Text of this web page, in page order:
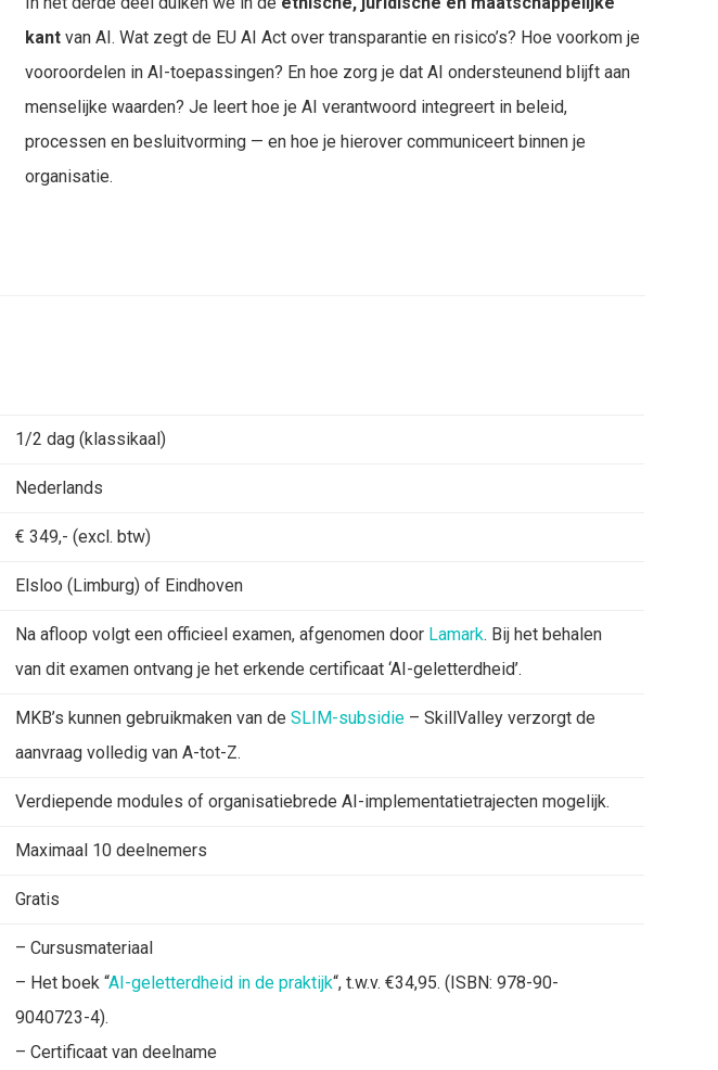
kant van AI. Wat zegt de EU AI Act over transparantie en risico’s? Hoe voorkom je
vooroordelen in AI-toepassingen? En hoe zorg je dat AI ondersteunend blijft aan
menselijke waarden? Je leert hoe je AI verantwoord integreert in beleid,
processen en besluitvorming — en hoe je hierover communiceert binnen je
organisatie.
1/2 dag (klassikaal)
Nederlands
€ 349,- (excl. btw)
Elsloo (Limburg) of Eindhoven
Na afloop volgt een officieel examen, afgenomen door Lamark. Bij het behalen
van dit examen ontvang je het erkende certificaat ‘AI-geletterdheid’.
MKB’s kunnen gebruikmaken van deSLIM-subsidie – SkillValley verzorgt de
aanvraag volledig van A-tot-Z.
Verdiepende modules of organisatiebrede AI-implementatietrajecten mogelijk.
Maximaal 10 deelnemers
Gratis
– Cursusmateriaal
– Het boek “AI-geletterdheid in de praktijk“, t.w.v. €34,95. (ISBN:978-90-
9040723-4).
– Certificaat van deelname